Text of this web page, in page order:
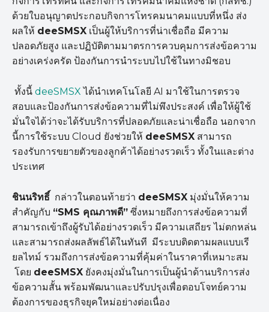
ด้วยใบอนุญาตประกอบกิจการโทรคมนาคมแบบที่หนึ่ง ส่ง
ผลให้ deeSMSX เป็นผู้ให้บริการที่น่าเชื่อถือ มีความ
ปลอดภัยสูง และปฏิบัติตามมาตรการควบคุมการส่งข้อความ
อย่างเคร่งครัด ป้องกันการนำระบบไปใช้ในทางมิชอบ
ทั้งนี้ deeSMSX ได้นำเทคโนโลยี AI มาใช้ในการตรวจ
สอบและป้องกันการส่งข้อความที่ไม่พึงประสงค์ เพื่อให้ผู้ใช้
มั่นใจได้ว่าจะได้รับบริการที่ปลอดภัยและน่าเชื่อถือ นอกจาก
นี้การใช้ระบบ Cloud ยังช่วยให้ deeSMSX สามารถ
รองรับการขยายตัวของลูกค้าได้อย่างรวดเร็ว ทั้งในและต่าง
ประเทศ
ชินนริทธิ์ กล่าวในตอนท้ายว่า deeSMSX มุ่งมั่นให้ความ
สำคัญกับ “SMS คุณภาพดี” ซึ่งหมายถึงการส่งข้อความที่
สามารถเข้าถึงผู้รับได้อย่างรวดเร็ว มีความเสถียร ไม่ตกหล่น
และสามารถส่งผลลัพธ์ได้ในทันที มีระบบติดตามผลแบบเรี
ยลไทม์ รวมถึงการส่งข้อความที่คุ้มค่าในราคาที่เหมาะสม
โดย deeSMSX ยังคงมุ่งมั่นในการเป็นผู้นำด้านบริการส่ง
ข้อความสั้น พร้อมพัฒนาและปรับปรุงเพื่อตอบโจทย์ความ
ต้องการของธุรกิจยุคใหม่อย่างต่อเนื่อง